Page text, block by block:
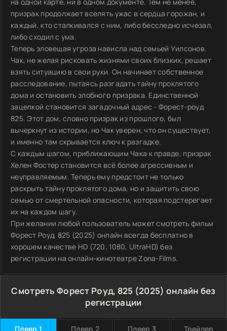
призрак продолжает вселять ужас в сердца горожан, и
каждый, кто сталкивался с ним, либо бесследно исчезал,
либо сходил с ума.
Теперь зловещая угроза нависла над семьей Уилсонов.
Чак, не желая рисковать жизнями своих близких, решает
взять ситуацию в свои руки. Он начинает собственное
расследование, пытаясь разгадать тайну проклятого
дома и остановить злобного призрака. Единственной
зацепкой становится загадочный адрес - Форест-роуд
825. Этот дом, словно призрак из прошлого, был
вычеркнут из истории, но Чак уверен, что он существует,
и именно там скрывается ключ к разгадке.
С каждым шагом, приближающим Чака к правде, призрак
Хелен Фостер становится всё более агрессивным и
неуправляемым. Теперь ему предстоит не только
раскрыть тайну проклятого дома, но и защитить свою
семью от смертельной опасности, которая подстерегает
их на каждом шагу.
При желании любой пользователь может смотреть фильм
Форест Роуд, 825 (2025) онлайн всегда бесплатно в
хорошем качестве HD (720, 1080, UltraHD) без
регистрации на онлайн-кинотеатре Zona-Films.
Смотреть Форест Роуд, 825 (2025) онлайн без
регистрации
Плеер 1 Плеер 2 Плеер 3 Трейлер